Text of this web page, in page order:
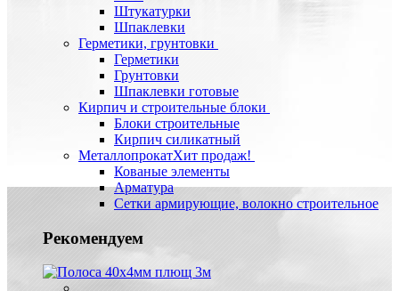
Штукатурки
Шпаклевки
Герметики, грунтовки
Герметики
Грунтовки
Шпаклевки готовые
Кирпич и строительные блоки
Блоки строительные
Кирпич силикатный
МеталлопрокатХит продаж!
Кованые элементы
Арматура
Сетки армирующие, волокно строительное
Рекомендуем